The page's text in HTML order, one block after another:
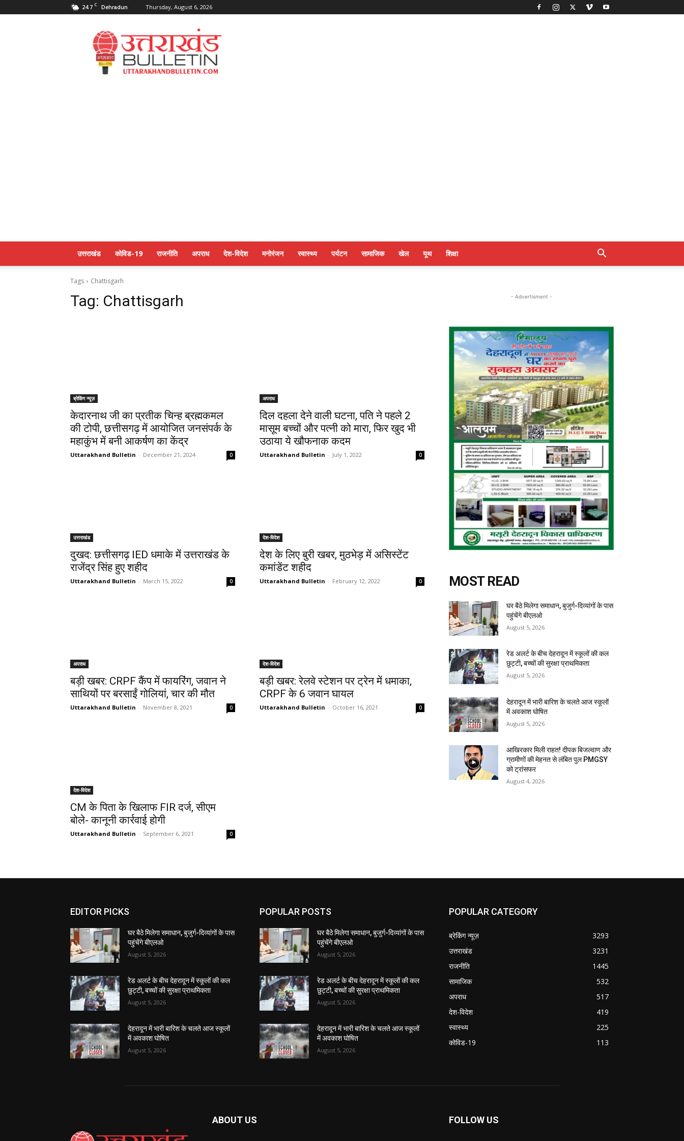
24.7 C Dehradun Thursday, August 6, 2026
Uttarakahnd
Bulletin
उत्तराखंड कोविड-19 राजनीति अपराध देश-विदेश मनोरंजन स्वास्थ्य पर्यटन सामाजिक खेल यूथ शिक्षा
Tags Chattisgarh
Tag: Chattisgarh
ब्रेकिंग न्यूज़
केदारनाथ जी का प्रतीक चिन्ह ब्रह्मकमल
की टोपी, छत्तीसगढ़ में आयोजित जनसंपर्क के
महाकुंभ में बनी आकर्षण का केंद्र
Uttarakhand Bulletin - December 21, 2024 0
अपराध
दिल दहला देने वाली घटना, पति ने पहले 2
मासूम बच्चों और पत्नी को मारा, फिर खुद भी
उठाया ये खौफनाक कदम
Uttarakhand Bulletin - July 1, 2022 0
उत्तराखंड
दुखद: छत्तीसगढ़ IED धमाके में उत्तराखंड के
राजेंद्र सिंह हुए शहीद
Uttarakhand Bulletin - March 15, 2022 0
देश-विदेश
देश के लिए बुरी खबर, मुठभेड़ में असिस्टेंट
कमांडेंट शहीद
Uttarakhand Bulletin - February 12, 2022 0
अपराध
बड़ी खबर: CRPF कैंप में फायरिंग, जवान ने
साथियों पर बरसाईं गोलियां, चार की मौत
Uttarakhand Bulletin - November 8, 2021 0
देश-विदेश
बड़ी खबर: रेलवे स्टेशन पर ट्रेन में धमाका,
CRPF के 6 जवान घायल
Uttarakhand Bulletin - October 16, 2021 0
देश-विदेश
CM के पिता के खिलाफ FIR दर्ज, सीएम
बोले- कानूनी कार्रवाई होगी
Uttarakhand Bulletin - September 6, 2021 0
- Advertisment -
MOST READ
घर बैठे मिलेगा समाधान, बुजुर्ग-दिव्यांगों के पास
पहुंचेंगे बीएलओ
August 5, 2026
रेड अलर्ट के बीच देहरादून में स्कूलों की कल
छुट्टी, बच्चों की सुरक्षा प्राथमिकता
August 5, 2026
देहरादून में भारी बारिश के चलते आज स्कूलों
में अवकाश घोषित
August 5, 2026
आखिरकार मिली राहत! दीपक बिजल्वाण और
ग्रामीणों की मेहनत से लंबित पुल PMGSY
को ट्रांसफर
August 4, 2026
EDITOR PICKS
घर बैठे मिलेगा समाधान, बुजुर्ग-दिव्यांगों के पास
पहुंचेंगे बीएलओ
August 5, 2026
रेड अलर्ट के बीच देहरादून में स्कूलों की कल
छुट्टी, बच्चों की सुरक्षा प्राथमिकता
August 5, 2026
देहरादून में भारी बारिश के चलते आज स्कूलों
में अवकाश घोषित
August 5, 2026
POPULAR POSTS
घर बैठे मिलेगा समाधान, बुजुर्ग-दिव्यांगों के पास
पहुंचेंगे बीएलओ
August 5, 2026
रेड अलर्ट के बीच देहरादून में स्कूलों की कल
छुट्टी, बच्चों की सुरक्षा प्राथमिकता
August 5, 2026
देहरादून में भारी बारिश के चलते आज स्कूलों
में अवकाश घोषित
August 5, 2026
POPULAR CATEGORY
ब्रेकिंग न्यूज़
3293
उत्तराखंड
3231
राजनीति
1445
सामाजिक
532
अपराध
517
देश-विदेश
419
स्वास्थ्य
225
कोविड-19
113
ABOUT US FOLLOW US